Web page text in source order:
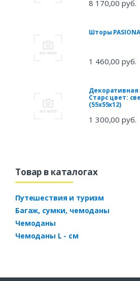
8 170,00 руб.
Шторы
1 460,00 руб.
Старс цвет:
(55х55х12)
1 300,00 руб.
Товар в каталогах
Путешествия и туризм
Багаж, сумки, чемоданы
Чемоданы
Чемоданы L - см